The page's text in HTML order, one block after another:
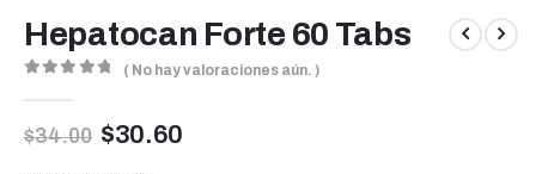
Hepatocan Forte 60 Tabs
( No hay valoraciones aún. )
$34.00 $30.60